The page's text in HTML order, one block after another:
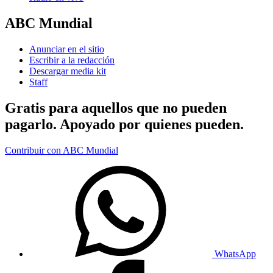
ABC Mundial
Anunciar en el sitio
Escribir a la redacción
Descargar media kit
Staff
Gratis para aquellos que no pueden
pagarlo. Apoyado por quienes pueden.
Contribuir con ABC Mundial
WhatsApp